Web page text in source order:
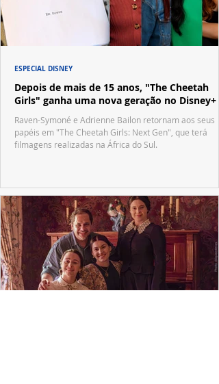
Depois de mais de 15 anos, "The Cheetah
Girls" ganha uma nova geração no Disney+
Raven-Symoné e Adrienne Bailon retornam aos seus
papéis em "The Cheetah Girls: Next Gen", que terá
filmagens realizadas na África do Sul.
ESPECIAL DISNEY